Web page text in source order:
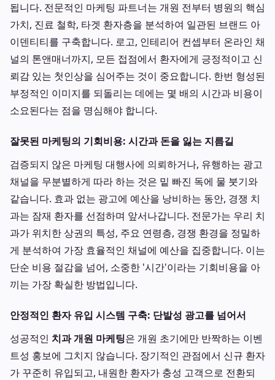
됩니다. 전문적인 마케팅 파트너는 개원 전부터 병원의 핵심
가치, 진료 철학, 타겟 환자층을 분석하여 일관된 브랜드 아
이덴티티를 구축합니다. 로고, 인테리어 컨셉부터 온라인 채
널의 톤앤매너까지, 모든 접점에서 환자에게 긍정적이고 신
뢰감 있는 첫인상을 심어주는 것이 중요합니다. 한번 형성된
부정적인 이미지를 되돌리는 데에는 몇 배의 시간과 비용이
소요된다는 점을 명심해야 합니다.
잘못된 마케팅의 기회비용: 시간과 돈을 잃는 지름길
검증되지 않은 마케팅 대행사에 의뢰하거나, 유행하는 광고
채널을 무분별하게 따라 하는 것은 밑 빠진 독에 물 붓기와
같습니다. 효과 없는 광고에 예산을 낭비하는 동안, 경쟁 치
과는 잠재 환자를 선점하며 앞서나갑니다. 전문가는 우리 치
과가 위치한 상권의 특성, 주요 연령층, 경쟁 환경을 정밀하
게 분석하여 가장 효율적인 채널에 예산을 집중합니다. 이는
단순 비용 절감을 넘어, 소중한 '시간'이라는 기회비용을 아
끼는 가장 확실한 방법입니다.
안정적인 환자 유입 시스템 구축: 단발성 광고를 넘어서
성공적인 치과 개원 마케팅은 개원 초기에만 반짝하는 이벤
트성 홍보에 그치지 않습니다. 장기적인 관점에서 신규 환자
가 꾸준히 유입되고, 내원한 환자가 충성 고객으로 전환되